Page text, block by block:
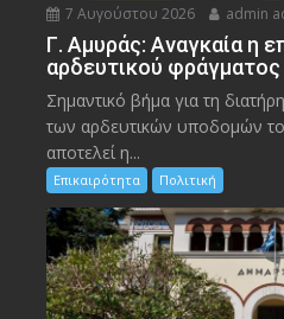
7 Αυγούστου 2026 admin
Γ. Αμυράς: Αναγκαία η
αρδευτικού
Σημαντικό βήμα για τη
των αρδευτικών υποδομών
αποτελεί η...
Επικαιρότητα Πολιτική